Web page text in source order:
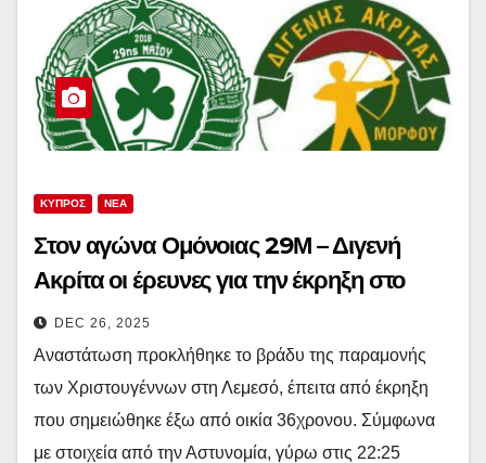
ΚΥΠΡΟΣ ΝΕΑ
Στον αγώνα Ομόνοιας 29Μ – Διγενή
Ακρίτα οι έρευνες για την έκρηξη στο
σπίτι του Νεοκλέους
DEC 26, 2025
Αναστάτωση προκλήθηκε το βράδυ της παραμονής
των Χριστουγέννων στη Λεμεσό, έπειτα από έκρηξη
που σημειώθηκε έξω από οικία 36χρονου. Σύμφωνα
με στοιχεία από την Αστυνομία, γύρω στις 22:25